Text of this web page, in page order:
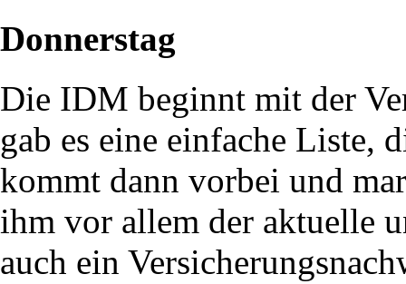
Donnerstag
Die IDM beginnt mit der
gab es eine einfache Liste,
kommt dann vorbei und
ihm vor allem der aktuelle
auch ein